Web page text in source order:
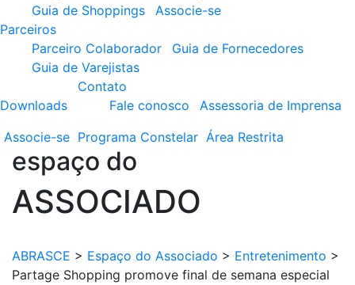
Guia de Shoppings
Associe-se
Parceiros
Parceiro Colaborador
Guia de Fornecedores
Guia de Varejistas
Downloads
Contato
Fale conosco
Assessoria de Imprensa
Associe-se Programa Constelar Área Restrita
espaço do
ASSOCIADO
ABRASCE > Espaço do Associado > Entretenimento >
Partage Shopping promove final de semana especial